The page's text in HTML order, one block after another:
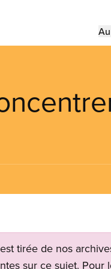
tirée de nos
sur ce sujet. Pour